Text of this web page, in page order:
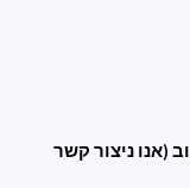
(אנו ניצור קשר